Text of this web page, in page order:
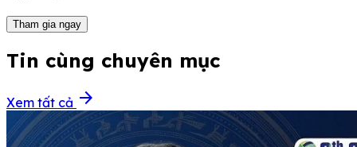
Tham gia ngay
Tin cùng chuyên mục
Xem tất cả arrow_forward